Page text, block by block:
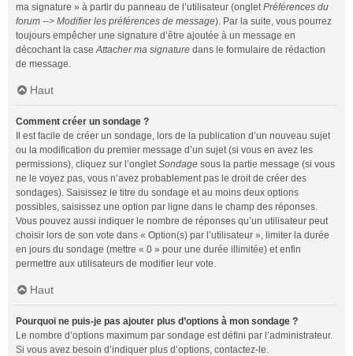
ma signature » à partir du panneau de l’utilisateur (ongletPréférences du
forum --> Modifier les préférences de message). Par la suite, vous pourrez
toujours empêcher une signature d’être ajoutée à un message en
décochant la caseAttacher ma signature dans le formulaire de rédaction
de message.
Haut
Comment créer un sondage ?
Il est facile de créer un sondage, lors de la publication d’un nouveau sujet
ou la modification du premier message d’un sujet (si vous en avez les
permissions), cliquez sur l’ongletSondage sous la partie message (si vous
ne le voyez pas, vous n’avez probablement pas le droit de créer des
sondages). Saisissez le titre du sondage et au moins deux options
possibles, saisissez une option par ligne dans le champ des réponses.
Vous pouvez aussi indiquer le nombre de réponses qu’un utilisateur peut
choisir lors de son vote dans « Option(s) par l’utilisateur », limiter la durée
en jours du sondage (mettre « 0 » pour une durée illimitée) et enfin
permettre aux utilisateurs de modifier leur vote.
Haut
Pourquoi ne puis-je pas ajouter plus d’options à mon sondage ?
Le nombre d’options maximum par sondage est défini par l’administrateur.
Si vous avez besoin d’indiquer plus d’options, contactez-le.